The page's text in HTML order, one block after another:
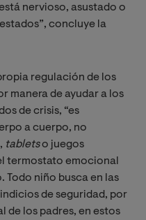
nervioso, asustado o
concluye la
regulación de los
manera de ayudar a los
de crisis, “es
a cuerpo, no
tabletso juegos
termostato emocional
Todo niño busca en las
de seguridad, por
de los padres, en estos